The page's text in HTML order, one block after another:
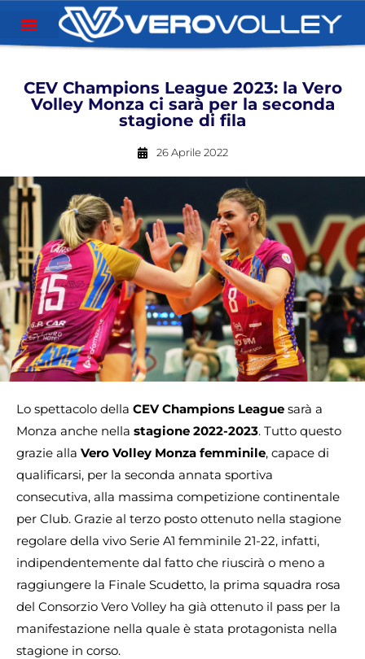
CEV Champions League 2023: la Vero
Volley Monza ci sarà per la seconda
stagione di fila
26 Aprile 2022
Lo spettacolo della CEV Champions League sarà a
Monza anche nella stagione 2022-2023. Tutto questo
grazie alla Vero Volley Monza femminile, capace di
qualificarsi, per la seconda annata sportiva
consecutiva, alla massima competizione continentale
per Club. Grazie al terzo posto ottenuto nella stagione
regolare della vivo Serie A1 femminile 21-22, infatti,
indipendentemente dal fatto che riuscirà o meno a
raggiungere la Finale Scudetto, la prima squadra rosa
del Consorzio Vero Volley ha già ottenuto il pass per la
manifestazione nella quale è stata protagonista nella
stagione in corso.